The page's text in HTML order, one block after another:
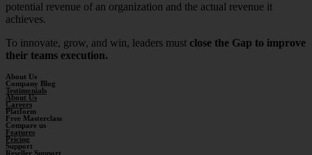
potential revenue of an organization and the actual revenue it
achieves.
To innovate, grow, and win, leaders must close the Gap to improve
their teams execution.
About Us
Company Blog
Testimonials
About Us
Careers
Platform
Free Masterclass
Compare us
Features
Pricing
Support
Reseller Support